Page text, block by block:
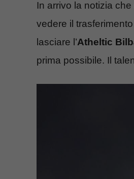
In arrivo la notizia
vedere il
lasciare l’Atheltic
prima possibile. Il